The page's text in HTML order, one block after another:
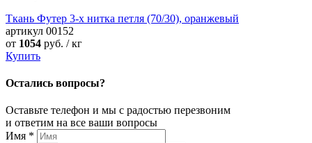
Ткань Футер 3-х нитка петля (70/30), оранжевый
артикул 00152
от 1054 руб. / кг
Купить
Остались вопросы?
Оставьте телефон и мы с радостью перезвоним
и ответим на все ваши вопросы
Имя *